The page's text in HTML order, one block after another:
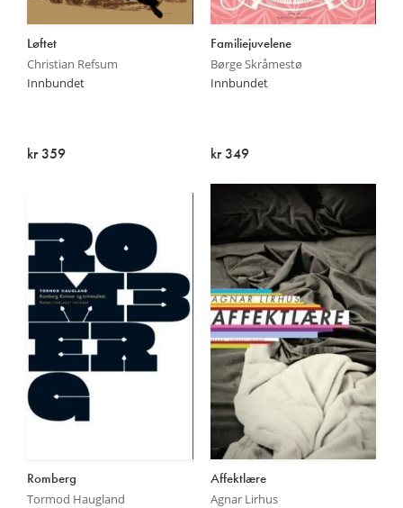
Løftet
Christian Refsum
Innbundet
kr 359
Familiejuvelene
Børge Skråmestø
Innbundet
kr 349
Romberg
Tormod Haugland
Affektlære
Agnar Lirhus